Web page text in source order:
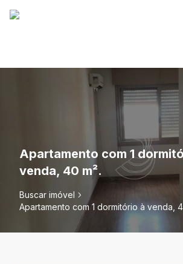
Apartamento com 1
venda, 40 m².
Buscar imóvel
Apartamento com 1 dormitório à venda,